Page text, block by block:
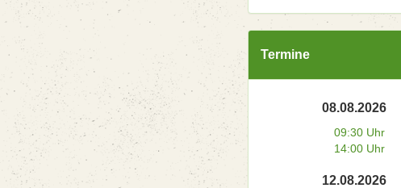
Termine
08.08.2026
09:30 Uhr
14:00 Uhr
12.08.2026